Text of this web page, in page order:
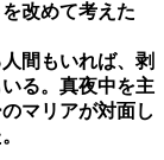
改めて考えた
間もいれば、剥
る。真夜中を主
マリアが対面し